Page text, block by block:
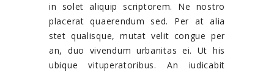
in solet aliquip scriptorem. Ne nostro
placerat quaerendum sed. Per at alia
stet qualisque, mutat velit congue per
an, duo vivendum urbanitas ei. Ut his
ubique vituperatoribus. An iudicabit